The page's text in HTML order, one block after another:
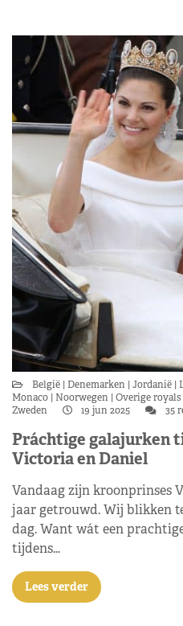
België Denemarken Jordanië
Monaco Noorwegen Overige royals
Zweden
19 jun 2025 35
Práchtige galajurken
Victoria en Daniel
Vandaag zijn kroonprinses
jaar getrouwd. Wij blikken
dag. Want wát een
tijdens…
Lees verder